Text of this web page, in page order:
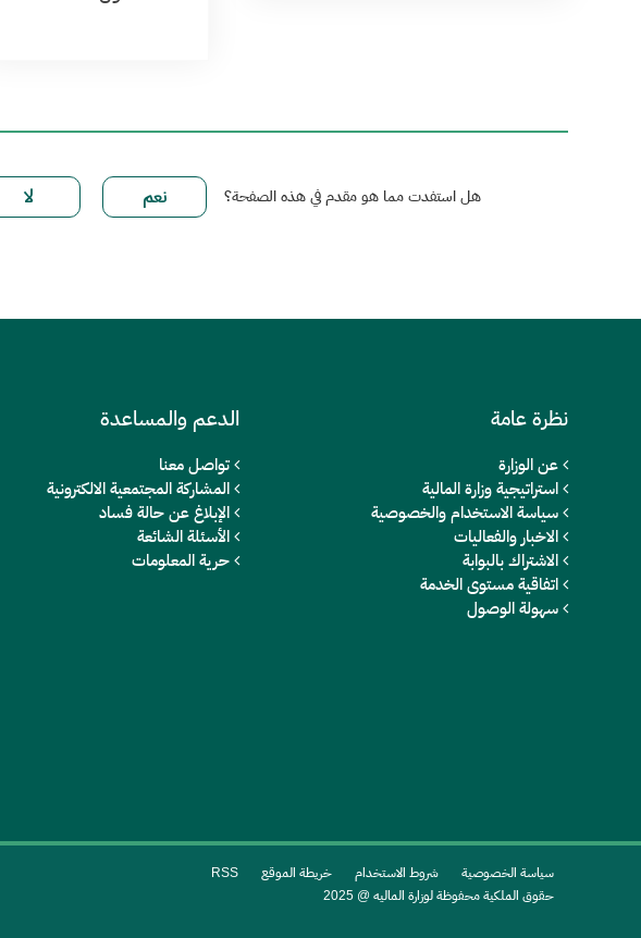
هل استفدت مما هو مقدم في هذه الصفحة؟
نظرة عامة
عن الوزارة
استراتيجية وزارة المالية
سياسة الاستخدام والخصوصية
الاخبار والفعاليات
الاشتراك بالبوابة
اتفاقية مستوى الخدمة
سهولة الوصول
الدعم والمساعدة
تواصل معنا
المشاركة المجتمعية الالكترونية
الإبلاغ عن حالة فساد
الأسئلة الشائعة
حرية المعلومات
سياسة الخصوصية شروط الاستخدام خريطة الموقع
RSS
حقوق الملكية محفوظة لوزارة الماليه @ 2025